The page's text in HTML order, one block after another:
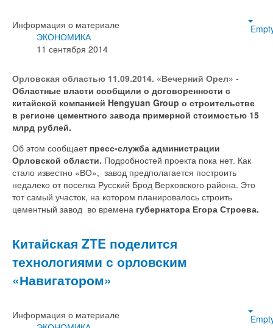
Информация о материале
ЭКОНОМИКА
11 сентября 2014
Орловская областью 11.09.2014. «Вечерний Орел» -
Областные власти сообщили о договоренности с
китайской компанией Hengyuan Group о строительстве
в регионе цементного завода примерной стоимостью 15
млрд рублей.
Об этом сообщает пресс-служба администрации
Орловской области. Подробностей проекта пока нет. Как
стало известно «ВО», завод предполагается построить
недалеко от поселка Русский Брод Верховского района. Это
тот самый участок, на котором планировалось строить
цементный завод во времена губернатора Егора Строева.
Китайская ZTE поделится
технологиями с орловским
«Навигатором»
Информация о материале